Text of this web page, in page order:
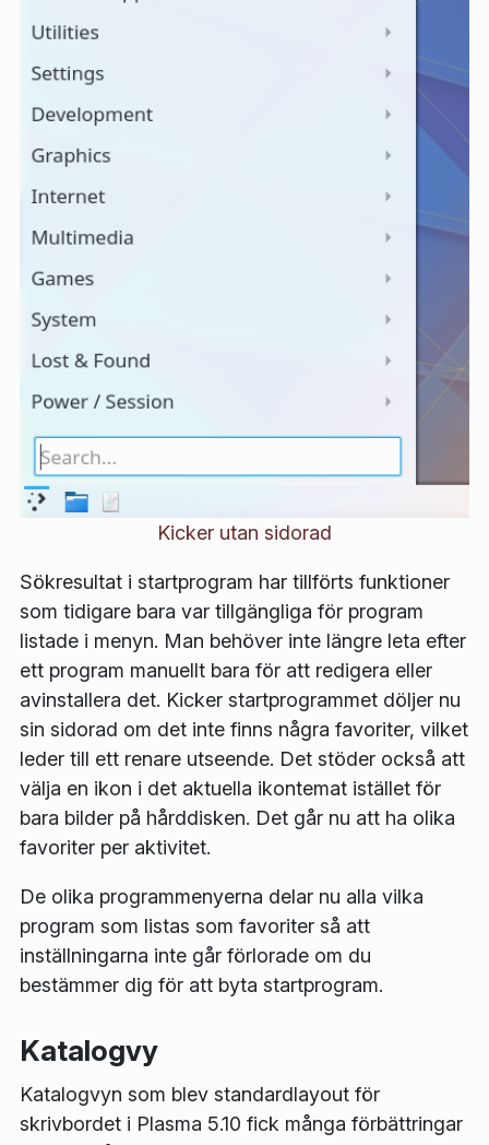
Kicker utan sidorad
Sökresultat i startprogram har tillförts funktioner
som tidigare bara var tillgängliga för program
listade i menyn. Man behöver inte längre leta efter
ett program manuellt bara för att redigera eller
avinstallera det. Kicker startprogrammet döljer nu
sin sidorad om det inte finns några favoriter, vilket
leder till ett renare utseende. Det stöder också att
välja en ikon i det aktuella ikontemat istället för
bara bilder på hårddisken. Det går nu att ha olika
favoriter per aktivitet.
De olika programmenyerna delar nu alla vilka
program som listas som favoriter så att
inställningarna inte går förlorade om du
bestämmer dig för att byta startprogram.
Katalogvy
Katalogvyn som blev standardlayout för
skrivbordet i Plasma 5.10 fick många förbättringar